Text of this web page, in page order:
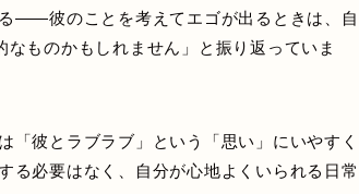
——彼のことを考えてエゴが出るときは、自
ものかもしれません」と振り返っていま
「彼とラブラブ」という「思い」にいやすく
る必要はなく、自分が心地よくいられる日常